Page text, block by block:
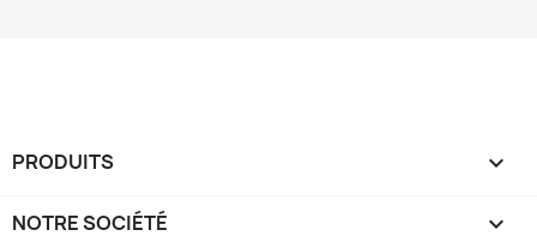
PRODUITS 
NOTRE SOCIÉTÉ 